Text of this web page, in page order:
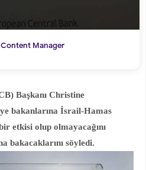
Content Manager
Başkanı Christine
bakanlarına İsrail-Hamas
etkisi olup olmayacağını
bakacaklarını söyledi.